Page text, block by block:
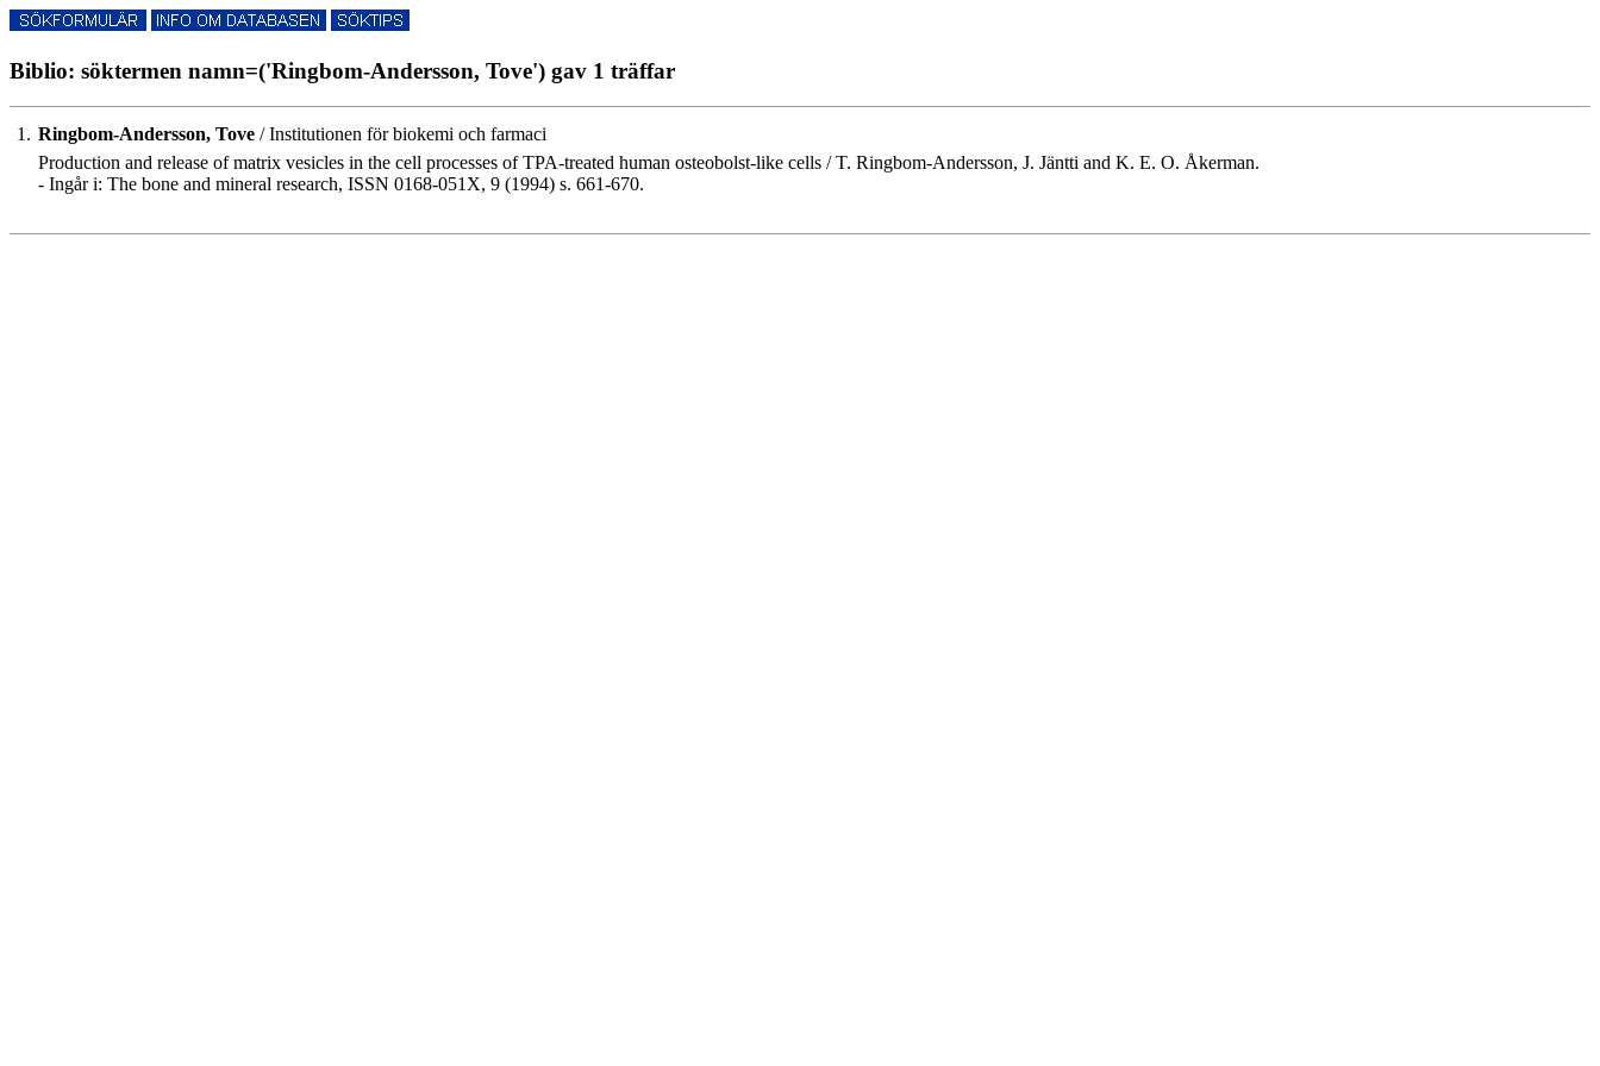
Biblio: söktermen namn=('Ringbom-Andersson, Tove') gav 1 träffar
1. Ringbom-Andersson, Tove / Institutionen för biokemi och farmaci
Production and release of matrix vesicles in the cell processes of TPA-treated human osteobolst-like cells / T. Ringbom-Andersson, J. Jäntti and K. E. O. Åkerman.
- Ingår i: The bone and mineral research, ISSN 0168-051X, 9 (1994) s. 661-670.